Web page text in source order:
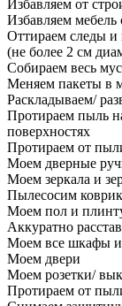
Избавляем от
Избавляем мебель
Оттираем следы и
(не более 2 см
Собираем весь
Меняем пакеты в
Раскладываем/
Протираем пыль
поверхностях
Протираем от
Моем дверные
Моем зеркала и
Пылесосим
Моем пол и
Аккуратно
Моем все шкафы и
Моем двери
Моем розетки/
Протираем от